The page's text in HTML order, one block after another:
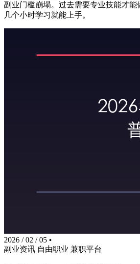
副业门槛崩塌。过去需要专业技能才
几个小时学习就能上手。
2026 / 02 / 05 •
副业资讯 自由职业 兼职平台